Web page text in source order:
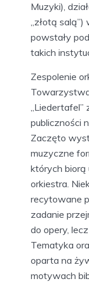
Muzyki),
„złotą
powstały
takich
Zespolenie
publiczności
Zaczęto
muzyczne
których biorą
orkiestra.
recytowane
zadanie
do opery,
Tematyka
oparta na
motywach